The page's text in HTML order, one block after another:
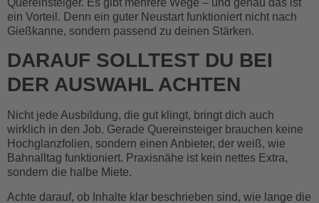
ein Vorteil. Denn ein guter Neustart funktioniert nicht nach
Gießkanne, sondern passend zu deinen Stärken.
DARAUF SOLLTEST DU BEI
DER AUSWAHL ACHTEN
Nicht jede Ausbildung, die gut klingt, bringt dich auch
wirklich in den Job. Gerade Quereinsteiger brauchen keine
Hochglanzfolien, sondern einen Anbieter, der weiß, wie
Bahnalltag funktioniert. Praxisnähe ist kein nettes Extra,
sondern die halbe Miete.
Achte darauf, ob Inhalte klar beschrieben sind, wie lange die